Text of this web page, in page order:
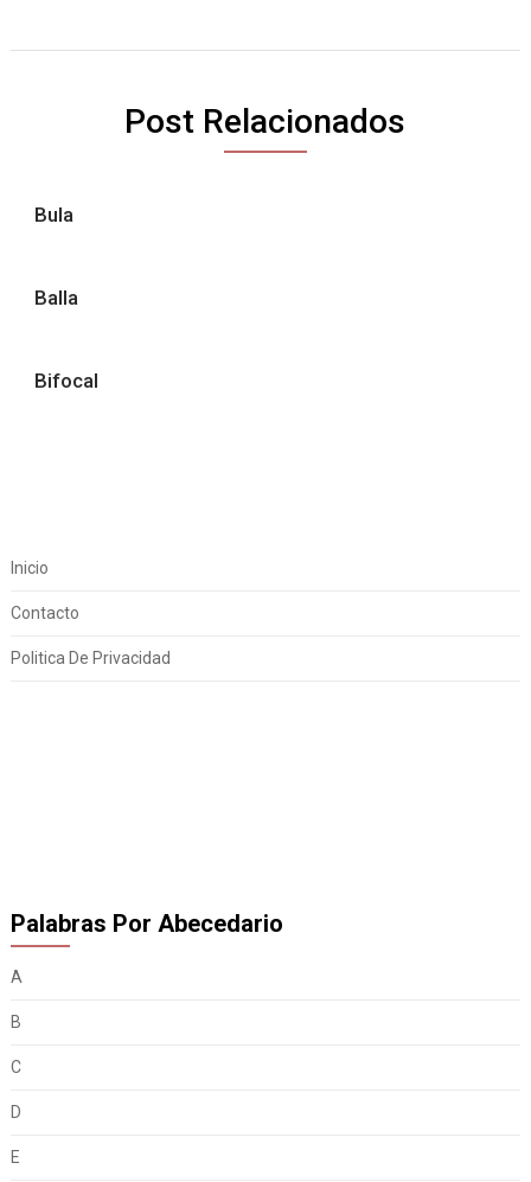
Post Relacionados
Bula
Balla
Bifocal
Inicio
Contacto
Politica De Privacidad
Palabras Por Abecedario
A
B
C
D
E